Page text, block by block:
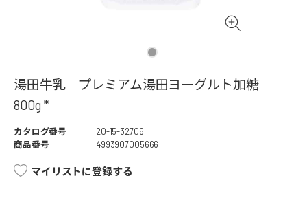
湯田牛乳 プレミアム湯田ヨーグルト加糖
800g *
カタログ番号
20-15-32706
商品番号
4993907005666
マイリストに登録する